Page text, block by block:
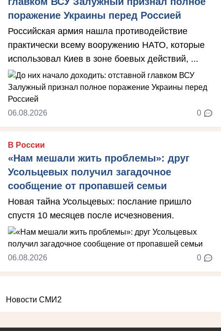
поражение Украины перед Россией
Российская армия нашла противодействие
практически всему вооружению НАТО, которые
использовал Киев в зоне боевых действий, ...
06.08.2026 0
В России
«Нам мешали жить проблемы»: друг
Усольцевых получил загадочное
сообщение от пропавшей семьи
Новая тайна Усольцевых: послание пришло
спустя 10 месяцев после исчезновения.
06.08.2026 0
Новости СМИ2